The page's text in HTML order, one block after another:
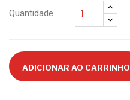
Quantidade
ADICIONAR AO CARRINHO